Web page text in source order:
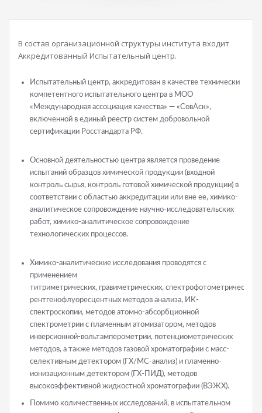
В состав организационной структуры института входит
Аккредитованный Испытательный центр.
Испытательный центр, аккредитован в качестве технически
компетентного испытательного центра в МОО
«Международная ассоциация качества» — «СовАск»,
включенной в единый реестр систем добровольной
сертификации Росстандарта РФ.
Основной деятельностью центра является проведение
испытаний образцов химической продукции (входной
контроль сырья, контроль готовой химической продукции) в
соответствии с областью аккредитации или вне ее, химико-
аналитическое сопровождение научно-исследовательских
работ, химико-аналитическое сопровождение
технологических процессов.
Химико-аналитические исследования проводятся с
применением
титриметрических, гравиметрических, спектрофотометрических,
рентгенофлуоресцентных методов анализа, ИК-
спектроскопии, методов атомно-абсорбционной
спектрометрии с пламенным атомизатором, методов
инверсионной-вольтамперометрии, потенциометрических
методов, а также методов газовой хроматографии с масс-
селективным детектором (ГХ/МС-анализ) и пламенно-
ионизационным детектором (ГХ-ПИД), методов
высокоэффективной жидкостной хроматографии (ВЭЖХ).
Помимо количественных исследований, в испытательном